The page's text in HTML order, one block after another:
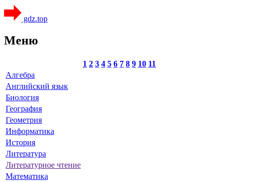
gdz.top
Меню
1 2 3 4 5 6 7 8 9 10 11
Алгебра
Английский язык
Биология
География
Геометрия
Информатика
История
Литература
Литературное чтение
Математика